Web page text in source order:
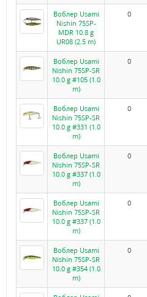
Воблер Usami
Nishin 75SP-
MDR 10.8 g
UR08 (2.5 m)
0
Воблер Usami
Nishin 75SP-SR
10.0 g #105 (1.0
m)
0
Воблер Usami
Nishin 75SP-SR
10.0 g #331 (1.0
m)
0
Воблер Usami
Nishin 75SP-SR
10.0 g #337 (1.0
m)
0
Воблер Usami
Nishin 75SP-SR
10.0 g #337 (1.0
m)
0
Воблер Usami
Nishin 75SP-SR
10.0 g #354 (1.0
m)
0